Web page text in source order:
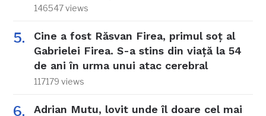
146547 views
Cine a fost Răsvan Firea, primul soț al
Gabrielei Firea. S-a stins din viață la 54
de ani în urma unui atac cerebral
117179 views
Adrian Mutu, lovit unde îl doare cel mai